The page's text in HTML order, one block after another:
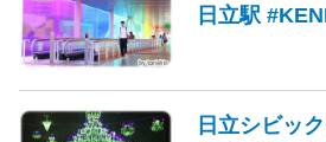
日立駅
日立シビッ